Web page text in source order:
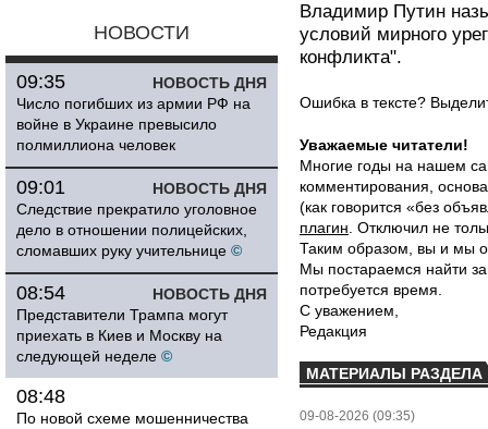
НОВОСТИ
НОВОСТЬ ДНЯ
09:35
Число погибших из армии РФ на
войне в Украине превысило
полмиллиона человек
НОВОСТЬ ДНЯ
09:01
Следствие прекратило уголовное
дело в отношении полицейских,
сломавших руку учительнице ©
НОВОСТЬ ДНЯ
08:54
Представители Трампа могут
приехать в Киев и Москву на
следующей неделе ©
08:48
По новой схеме мошенничества
Владимир Путин
условий мирного
конфликта".
Ошибка в тексте?
Уважаемые читатели!
Многие годы на нашем
комментирования,
(как говорится «без
плагин . Отключил не
Таким образом, вы и мы
Мы постараемся найти
потребуется время.
С уважением,
Редакция
МАТЕРИАЛЫ РАЗДЕЛА
09-08-2026 (09:35)